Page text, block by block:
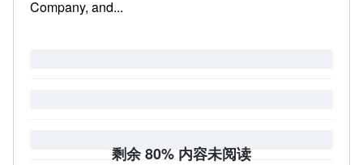
Company, and...
剩余 80% 内容未阅读